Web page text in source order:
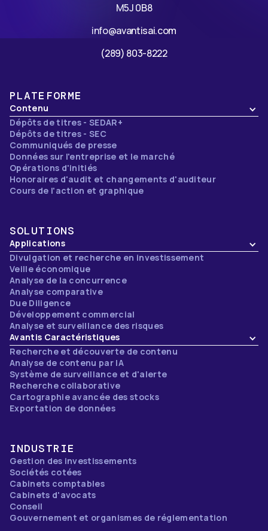
M5J 0B8
info@avantisai.com
(289) 803-8222
PLATEFORME
Contenu
Dépôts de titres - SEDAR+
Dépôts de titres - SEC
Communiqués de presse
Données sur l'entreprise et le marché
Opérations d'initiés
Honoraires d'audit et changements d'auditeur
Cours de l'action et graphique
SOLUTIONS
Applications
Divulgation et recherche en investissement
Veille économique
Analyse de la concurrence
Analyse comparative
Due Diligence
Développement commercial
Analyse et surveillance des risques
Avantis Caractéristiques
Recherche et découverte de contenu
Analyse de contenu par IA
Système de surveillance et d'alerte
Recherche collaborative
Cartographie avancée des stocks
Exportation de données
INDUSTRIE
Gestion des investissements
Sociétés cotées
Cabinets comptables
Cabinets d'avocats
Conseil
Gouvernement et organismes de réglementation